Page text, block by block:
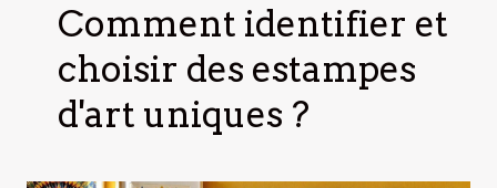
Comment identifier et
choisir des estampes
d'art uniques ?